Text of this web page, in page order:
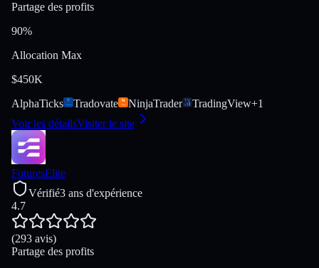
Partage des profits
90%
Allocation Max
$450K
AlphaTicks
Tradovate NinjaTrader TradingView+1
Voir les détailsVisiter le site
FuturesElite
Vérifié3 ans d'expérience
4.7
(293 avis)
Partage des profits